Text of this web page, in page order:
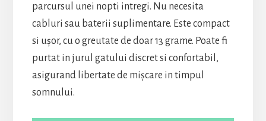
parcursul unei nopti intregi. Nu necesita
cabluri sau baterii suplimentare. Este compact
si ușor, cu o greutate de doar 13 grame. Poate fi
purtat in jurul gatului discret si confortabil,
asigurand libertate de mișcare in timpul
somnului.